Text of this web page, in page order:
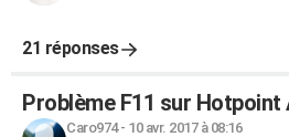
21 réponses
Problème F11 sur Hotpoint
Caro974- 10 avr. 2017 à 08:16